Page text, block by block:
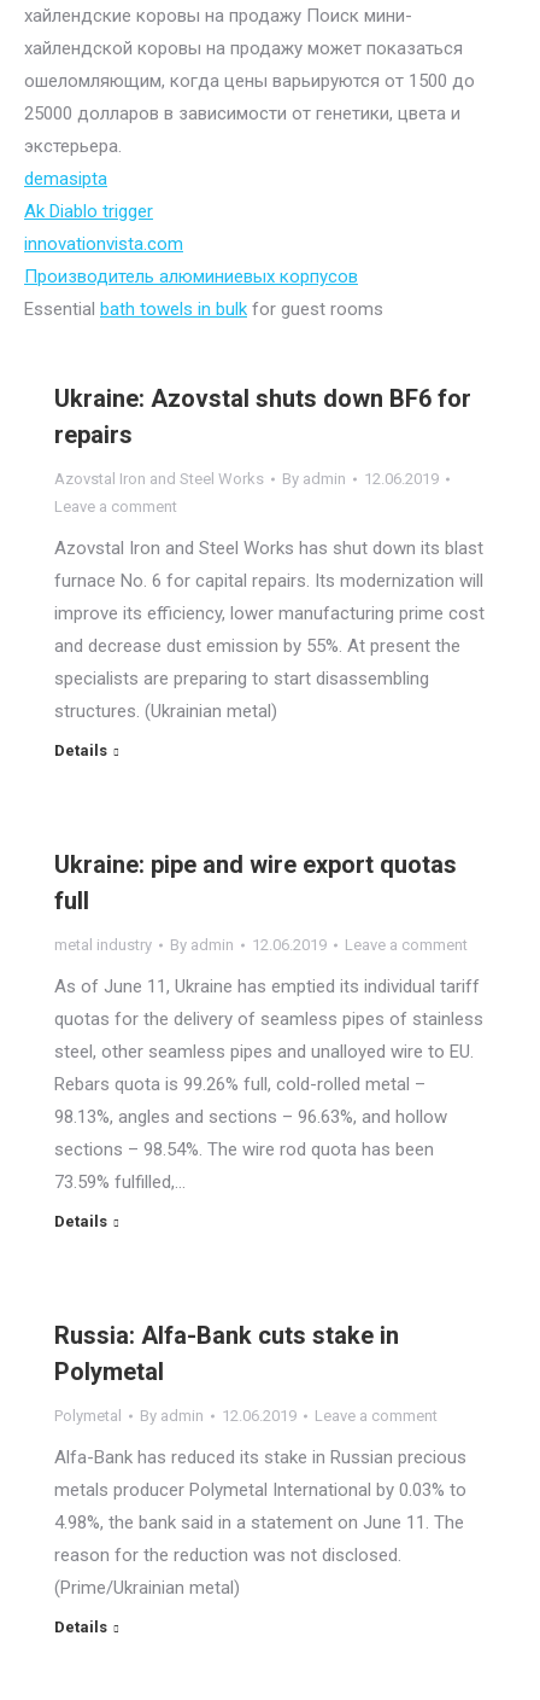
хайлендские коровы на продажу Поиск мини-
хайлендской коровы на продажу может показаться
ошеломляющим, когда цены варьируются от 1500 до
25000 долларов в зависимости от генетики, цвета и
экстерьера.
demasipta
Ak Diablo trigger
innovationvista.com
Производитель алюминиевых корпусов
Essential bath towels in bulk for guest rooms
Ukraine: Azovstal shuts down BF6 for
repairs
Azovstal Iron and Steel Works By admin
12.06.2019
Leave a comment
Azovstal Iron and Steel Works has shut down its blast
furnace No. 6 for capital repairs. Its modernization will
improve its efficiency, lower manufacturing prime cost
and decrease dust emission by 55%. At present the
specialists are preparing to start disassembling
structures. (Ukrainian metal)
Details
Ukraine: pipe and wire export quotas
full
metal industry By admin 12.06.2019 Leave a comment
As of June 11, Ukraine has emptied its individual tariff
quotas for the delivery of seamless pipes of stainless
steel, other seamless pipes and unalloyed wire to EU.
Rebars quota is 99.26% full, cold-rolled metal –
98.13%, angles and sections – 96.63%, and hollow
sections – 98.54%. The wire rod quota has been
73.59% fulfilled,…
Details
Russia: Alfa-Bank cuts stake in
Polymetal
Polymetal By admin 12.06.2019 Leave a comment
Alfa-Bank has reduced its stake in Russian precious
metals producer Polymetal International by 0.03% to
4.98%, the bank said in a statement on June 11. The
reason for the reduction was not disclosed.
(Prime/Ukrainian metal)
Details